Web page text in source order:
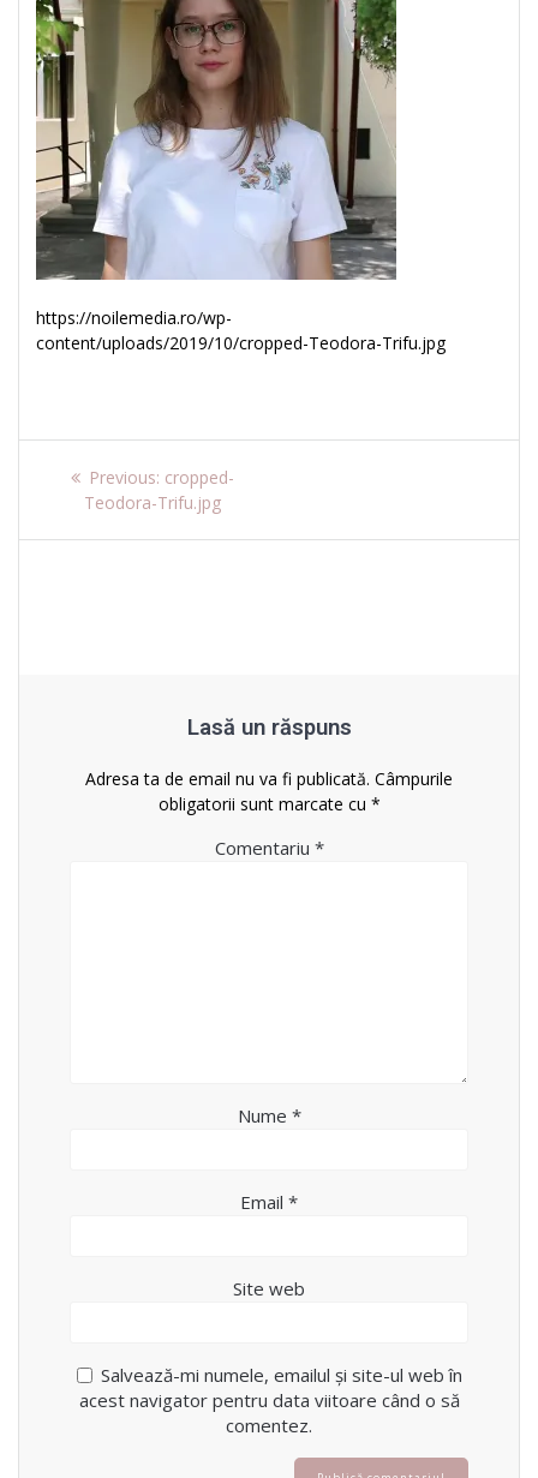
https://noilemedia.ro/wp-
content/uploads/2019/10/cropped-Teodora-Trifu.jpg
Navigare
Previous: Previous
post:
cropped-
Teodora-Trifu.jpg
Lasă un răspuns
Adresa ta de email nu va fi publicată. Câmpurile
obligatorii sunt marcate cu *
Comentariu *
Nume *
Email *
Site web
Salvează-mi numele, emailul și site-ul web în
acest navigator pentru data viitoare când o să
comentez.